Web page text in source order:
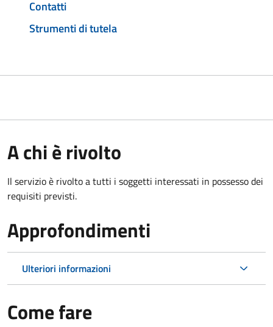
Contatti
Strumenti di tutela
A chi è rivolto
Il servizio è rivolto a tutti i soggetti interessati in possesso dei
requisiti previsti.
Approfondimenti
Ulteriori informazioni
Come fare